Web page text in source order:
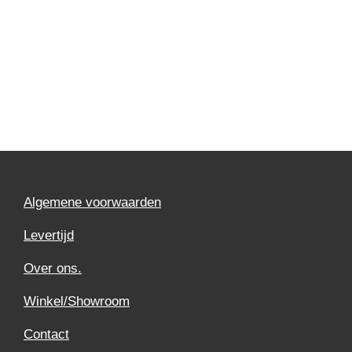
Algemene voorwaarden
Levertijd
Over ons.
Winkel/Showroom
Contact